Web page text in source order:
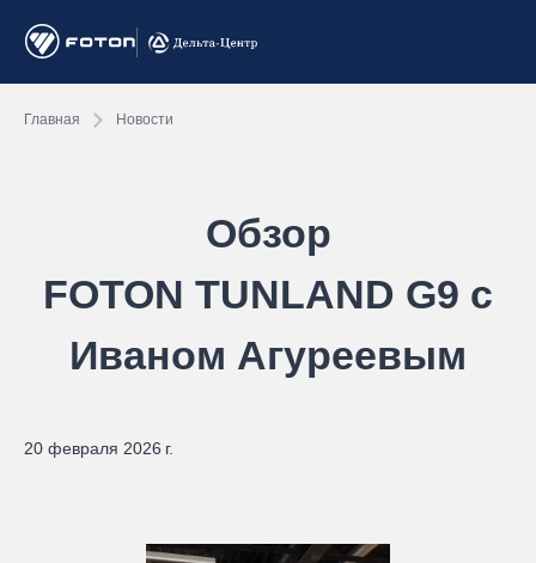
Главная Новости
Обзор
FOTON TUNLAND G9 с
Иваном Агуреевым
20 февраля 2026 г.